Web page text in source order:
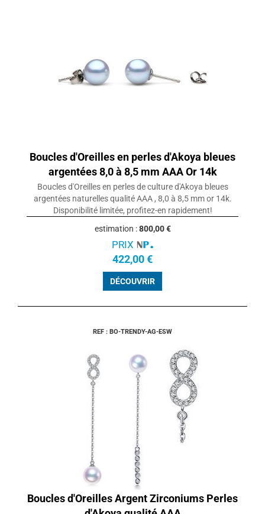
Boucles d'Oreilles en perles d'Akoya bleues
argentées 8,0 à 8,5 mm AAA Or 14k
Boucles d'Oreilles en perles de culture d'Akoya bleues
argentées naturelles qualité AAA , 8,0 à 8,5 mm or 14k.
Disponibilité limitée, profitez-en rapidement!
estimation :800,00 €
PRIX
422,00 €
DÉCOUVRIR
REF : BO-TRENDY-AG-ESW
Boucles d'Oreilles Argent Zirconiums Perles